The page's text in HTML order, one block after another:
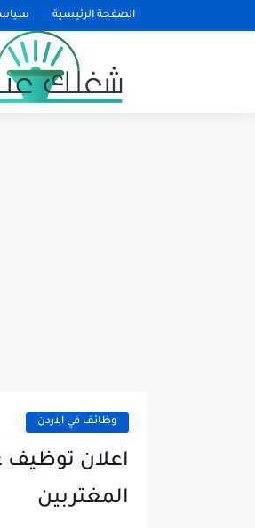
الصفحة الرئيسية
وظائف في الاردن
اعلان توظيف
المغتربين